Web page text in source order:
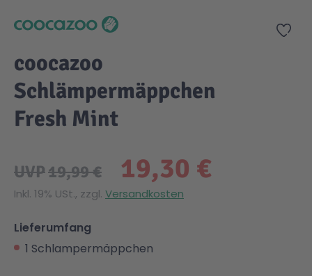
Zur
coocazoo
Schlämpermäppchen
Fresh Mint
19,30 €
UVP19,99 €
Inkl. 19% USt., zzgl. Versandkosten
Lieferumfang
1 Schlampermäppchen